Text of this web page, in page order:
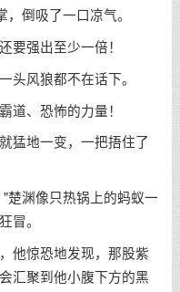
倒吸了一口凉气。
强出至少一倍！
风狼都不在话下。
、恐怖的力量！
地一变，一把捂住了
渊像只热锅上的蚂蚁一
冒。
惊恐地发现，那股紫
汇聚到他小腹下方的黑